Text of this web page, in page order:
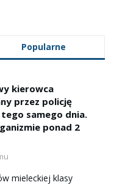
Popularne
kierowca
przez policję
samego dnia.
ponad 2
mieleckiej klasy